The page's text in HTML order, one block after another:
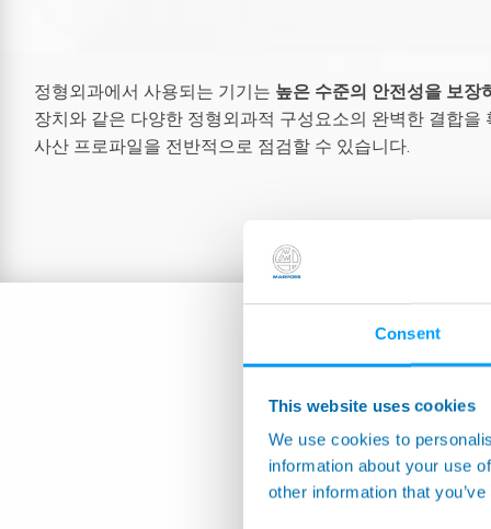
Consent
This website uses cookies
We use cookies to
information about your use
other information that
정형외과에서 사용되는 기기는 높은 수준의 안전성을 보장
장치와 같은 다양한 정형외과적 구성요소의 완벽한 결합
사산 프로파일을 전반적으로 점검할 수 있습니다.